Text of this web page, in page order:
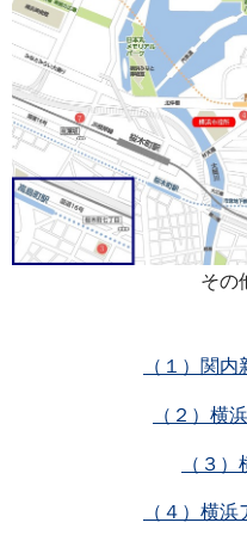
その
（１）関
（２）横
（３
（４）横